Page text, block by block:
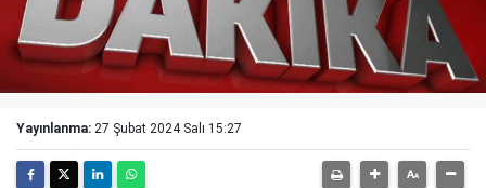
Yayınlanma: 27 Şubat 2024 Salı 15:27